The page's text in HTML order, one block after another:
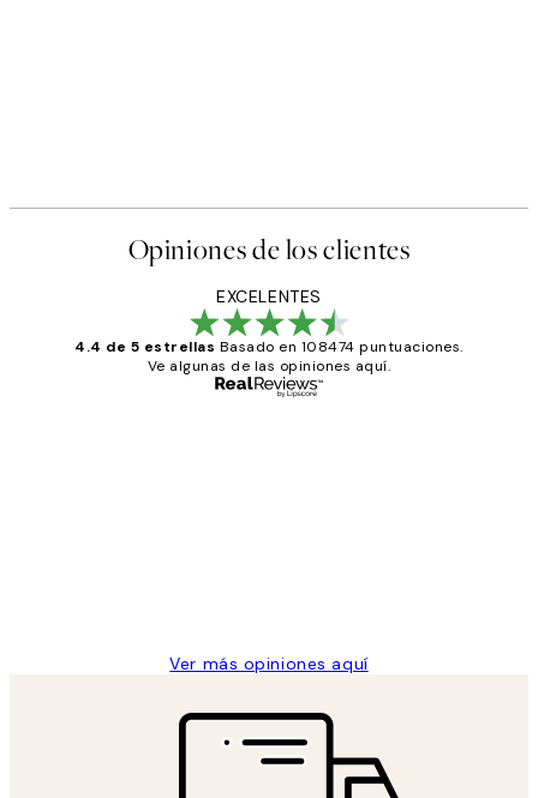
Opiniones de los clientes
EXCELENTES
4.4 de 5 estrellas Basado en 108474 puntuaciones.
Ve algunas de las opiniones aquí.
Ver más opiniones aquí